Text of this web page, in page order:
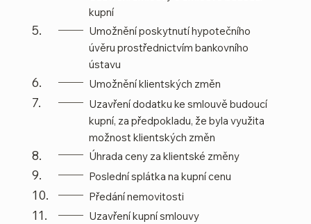
kupní
5.
Umožnění poskytnutí hypotečního
úvěru prostřednictvím bankovního
ústavu
6. Umožnění klientských změn
7.
Uzavření dodatku ke smlouvě budoucí
kupní, za předpokladu, že byla využita
možnost klientských změn
8. Úhrada ceny za klientské změny
9. Poslední splátka na kupní cenu
10. Předání nemovitosti
11. Uzavření kupní smlouvy